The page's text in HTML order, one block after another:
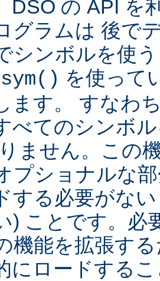
DSO の API を
グラムは 後で
シンボルを使
を使って
ます。 すなわ
べてのシンボ
ません。この
プショナルな
する必要がな
) ことです。必
機能を拡張す
にロードする